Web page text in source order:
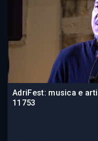
AdriFest: musica e
11753